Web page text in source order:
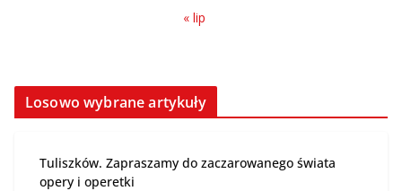
« lip
Losowo wybrane artykuły
Tuliszków. Zapraszamy do zaczarowanego świata
opery i operetki